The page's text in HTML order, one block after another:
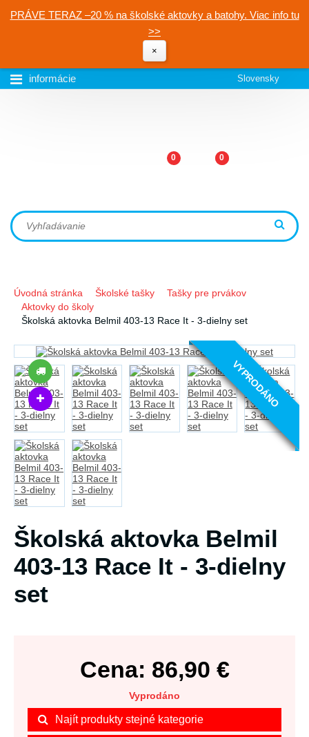
PRÁVE TERAZ –20 % na školské aktovky a batohy. Viac info tu
>>
×
informácie Slovensky
0 0
Úvodná stránka Školské tašky
Tašky pre prvákov
Aktovky do školy
Školská aktovka Belmil 403-13 Race It - 3-dielny set
VYPRODÁNO
Školská aktovka Belmil
403-13 Race It - 3-dielny
set
Cena: 86,90 €
Vyprodáno
Najít produkty stejné kategorie